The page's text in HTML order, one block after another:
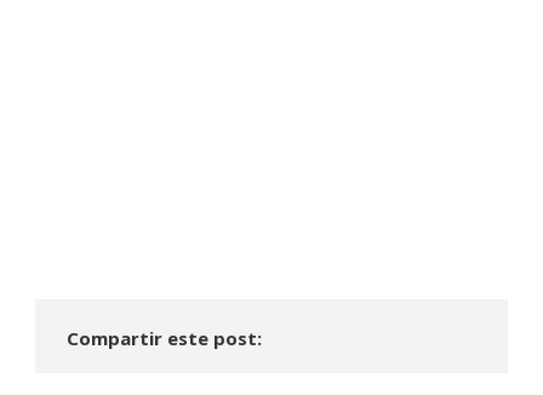
Compartir este post: